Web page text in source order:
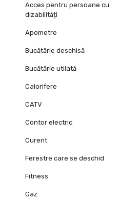
Acces pentru persoane cu
dizabilități
Apometre
Bucătărie deschisă
Bucătărie utilată
Calorifere
CATV
Contor electric
Curent
Ferestre care se deschid
Fitness
Gaz